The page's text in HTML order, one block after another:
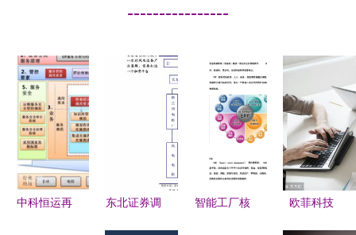
----------------
中科恒运再
东北证券调
智能工厂核
欧菲科技